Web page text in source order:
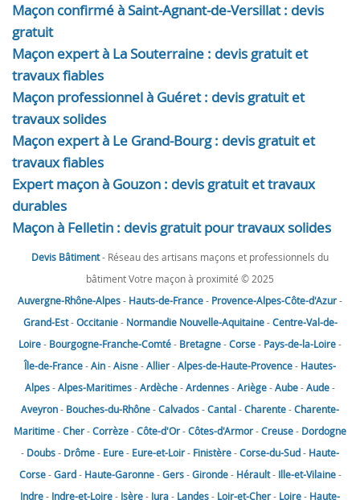
Maçon confirmé à Saint-Agnant-de-Versillat : devis
gratuit
Maçon expert à La Souterraine : devis gratuit et
travaux fiables
Maçon professionnel à Guéret : devis gratuit et
travaux solides
Maçon expert à Le Grand-Bourg : devis gratuit et
travaux fiables
Expert maçon à Gouzon : devis gratuit et travaux
durables
Maçon à Felletin : devis gratuit pour travaux solides
Devis Bâtiment- Réseau des artisans maçons et professionnels du
bâtiment Votre maçon à proximité © 2025
Auvergne-Rhône-Alpes- Hauts-de-France- Provence-Alpes-Côte-d'Azur-
Grand-Est-Occitanie- Normandie Nouvelle-Aquitaine-Centre-Val-de-
Loire- Bourgogne-Franche-Comté- Bretagne-Corse- Pays-de-la-Loire-
Île-de-France-Ain-Aisne-Allier-Alpes-de-Haute-Provence- Hautes-
Alpes-Alpes-Maritimes-Ardèche-Ardennes-Ariège-Aube-Aude-
Aveyron- Bouches-du-Rhône-Calvados-Cantal-Charente-Charente-
Maritime-Cher-Corrèze-Côte-d'Or-Côtes-d'Armor-Creuse- Dordogne
- Doubs- Drôme- Eure- Eure-et-Loir- Finistère-Corse-du-Sud- Haute-
Corse-Gard- Haute-Garonne-Gers-Gironde- Hérault- Ille-et-Vilaine-
Indre- Indre-et-Loire- Isère- Jura- Landes- Loir-et-Cher- Loire- Haute-